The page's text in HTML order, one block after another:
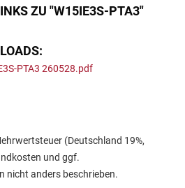
ZU "W15IE3S-PTA3"
PTA3 260528.pdf
(Deutschland 19%,
und ggf.
nicht anders beschrieben.